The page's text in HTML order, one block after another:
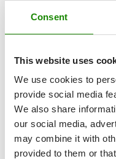
Consent
This website uses
We use cookies to
provide social media
We also share
our social media,
may combine it with
provided to them or
ADM Montreal
11.11.2026